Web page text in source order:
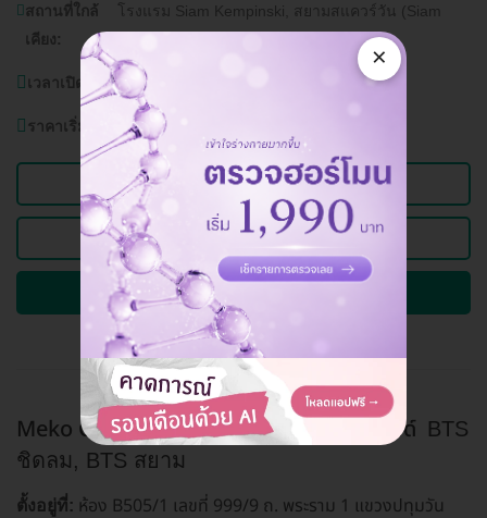
สถานที่ใกล้
เคียง:
โรงแรม Siam Kempinski, สยามสแควร์วัน (Siam
เวลาเปิดบริการ: วันจันทร์-อาทิตย์ (ทุกวัน) 10.00-21.00 น.
ราคาเริ่มต้นที่ 149,000 บาท
ดูข้อมูลคลินิก
ดูแพ็กเกจอื่นของคลินิกนี้
ถามรายละเอียดและจองคิวผ่าน HD
Meko Clinic (เมโกะ คลินิก) สาขาเซ็นทรัลเวิลด์ BTS
ชิดลม, BTS สยาม
ตั้งอยู่ที่: ห้อง B505/1 เลขที่ 999/9 ถ. พระราม 1 แขวงปทุมวัน
×